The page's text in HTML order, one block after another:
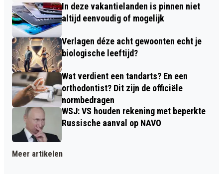
In deze vakantielanden is pinnen niet
altijd eenvoudig of mogelijk
Verlagen déze acht gewoonten echt je
biologische leeftijd?
Wat verdient een tandarts? En een
orthodontist? Dit zijn de officiële
normbedragen
WSJ: VS houden rekening met beperkte
Russische aanval op NAVO
Meer artikelen